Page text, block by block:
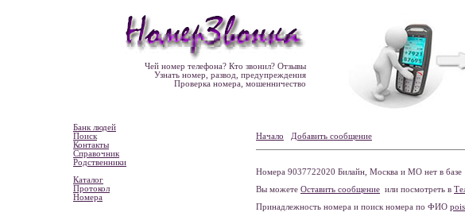
Чей номер телефона? Кто звонил? Отзывы
Узнать номер, развод, предупреждения
Проверка номера, мошенничество
Банк людей
Поиск
Контакты
Справочник
Родственники
Каталог
Протокол
Номера
Начало
Добавить сообщение
Номера 9037722020 Билайн, Москва и МО нет в базе
Вы можете Оставить сообщение или посмотреть в
Принадлежность номера и поиск номера по ФИО